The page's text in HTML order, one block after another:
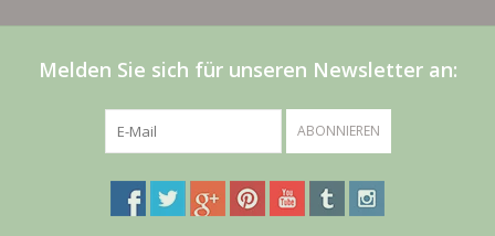
Melden Sie sich für unseren Newsletter an:
ABONNIEREN